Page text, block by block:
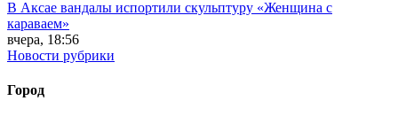
В Аксае вандалы испортили скульптуру «Женщина с
караваем»
вчера, 18:56
Новости рубрики
Город